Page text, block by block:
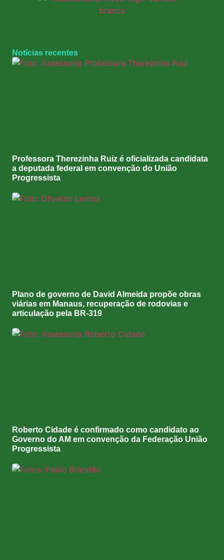
Notícias recentes
Professora Therezinha Ruiz é oficializada candidata
a deputada federal em convenção do União
Progressista
Plano de governo de David Almeida propõe obras
viárias em Manaus, recuperação de rodovias e
articulação pela BR-319
Roberto Cidade é confirmado como candidato ao
Governo do AM em convenção da Federação União
Progressista